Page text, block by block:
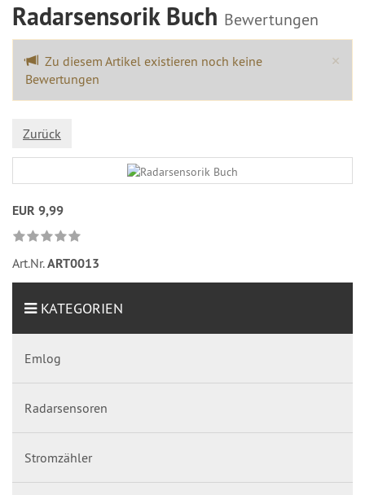
Radarsensorik Buch Bewertungen
×
Zu diesem Artikel existieren noch keine
Bewertungen
Zurück
EUR 9,99
Art.Nr.ART0013
KATEGORIEN
Emlog
Radarsensoren
Stromzähler